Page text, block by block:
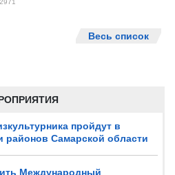
пройдут в
районов Самарской области
Международный
2971
Весь список